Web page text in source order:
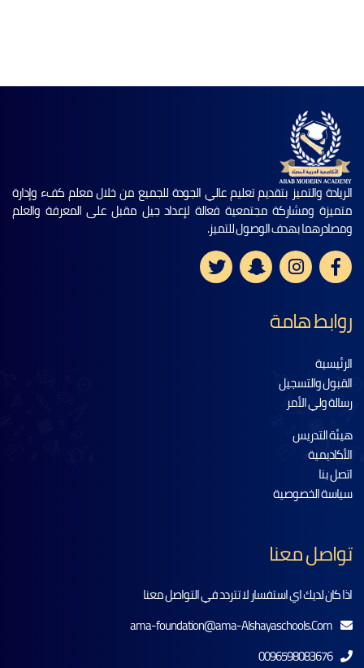
الريادة والتميز بتقديم تعليم عالي الجودة للجميع من خلال معلم كفء وإدارة
متميزة ومشاركة مجتمعية فعالة لإعداد جيل مقبل على المعرفة والعلم
ومصادرهما بهدف الوصول للتميز.
روابط هامة
الرئيسية
القبول والتسجيل
رسالة ولي الأمر
هيئة التدريس
الأكاديمية
اتصل بنا
سياسة الخصوصية
تواصل معنا
اذا كان لديك اي استفسار لا تتردد في التواصل معنا
ama-foundation@ama-Alshayaschools.Com
0096598083676